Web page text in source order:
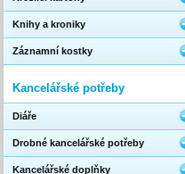
Knihy a kroniky
Záznamní kostky
Kancelářské potřeby
Diáře
Drobné kancelářské potřeby
Kancelářské doplňky